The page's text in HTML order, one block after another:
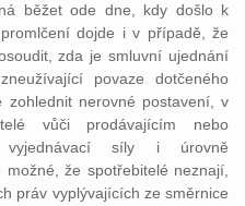
běžet ode dne, kdy došlo k
dojde i v případě, že
zda je smluvní ujednání
povaze dotčeného
zohlednit nerovné postavení, v
vůči prodávajícím nebo
vyjednávací síly i úrovně
že spotřebitelé neznají,
práv vyplývajících ze směrnice